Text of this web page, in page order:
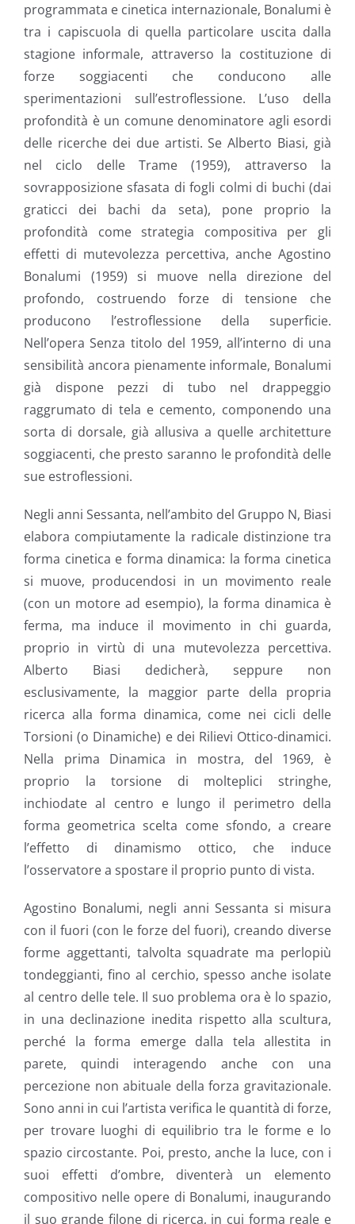
programmata e cinetica internazionale, Bonalumi è
tra i capiscuola di quella particolare uscita dalla
stagione informale, attraverso la costituzione di
forze soggiacenti che conducono alle
sperimentazioni sull’estroflessione. L’uso della
profondità è un comune denominatore agli esordi
delle ricerche dei due artisti. Se Alberto Biasi, già
nel ciclo delle Trame (1959), attraverso la
sovrapposizione sfasata di fogli colmi di buchi (dai
graticci dei bachi da seta), pone proprio la
profondità come strategia compositiva per gli
effetti di mutevolezza percettiva, anche Agostino
Bonalumi (1959) si muove nella direzione del
profondo, costruendo forze di tensione che
producono l’estroflessione della superficie.
Nell’opera Senza titolo del 1959, all’interno di una
sensibilità ancora pienamente informale, Bonalumi
già dispone pezzi di tubo nel drappeggio
raggrumato di tela e cemento, componendo una
sorta di dorsale, già allusiva a quelle architetture
soggiacenti, che presto saranno le profondità delle
sue estroflessioni.
Negli anni Sessanta, nell’ambito del Gruppo N, Biasi
elabora compiutamente la radicale distinzione tra
forma cinetica e forma dinamica: la forma cinetica
si muove, producendosi in un movimento reale
(con un motore ad esempio), la forma dinamica è
ferma, ma induce il movimento in chi guarda,
proprio in virtù di una mutevolezza percettiva.
Alberto Biasi dedicherà, seppure non
esclusivamente, la maggior parte della propria
ricerca alla forma dinamica, come nei cicli delle
Torsioni (o Dinamiche) e dei Rilievi Ottico-dinamici.
Nella prima Dinamica in mostra, del 1969, è
proprio la torsione di molteplici stringhe,
inchiodate al centro e lungo il perimetro della
forma geometrica scelta come sfondo, a creare
l’effetto di dinamismo ottico, che induce
l’osservatore a spostare il proprio punto di vista.
Agostino Bonalumi, negli anni Sessanta si misura
con il fuori (con le forze del fuori), creando diverse
forme aggettanti, talvolta squadrate ma perlopiù
tondeggianti, fino al cerchio, spesso anche isolate
al centro delle tele. Il suo problema ora è lo spazio,
in una declinazione inedita rispetto alla scultura,
perché la forma emerge dalla tela allestita in
parete, quindi interagendo anche con una
percezione non abituale della forza gravitazionale.
Sono anni in cui l’artista verifica le quantità di forze,
per trovare luoghi di equilibrio tra le forme e lo
spazio circostante. Poi, presto, anche la luce, con i
suoi effetti d’ombre, diventerà un elemento
compositivo nelle opere di Bonalumi, inaugurando
il suo grande filone di ricerca, in cui forma reale e